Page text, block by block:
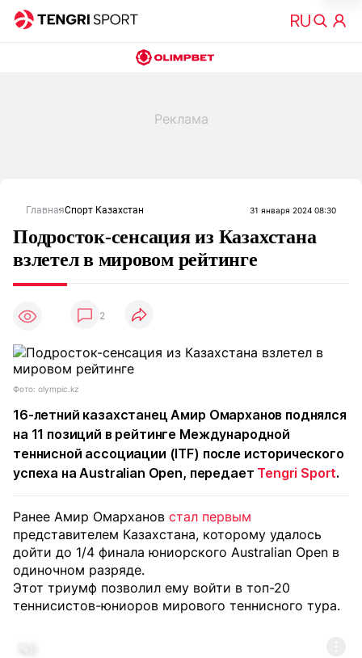
ГлавнаяСпорт Казахстан 31 января 2024 08:30
Подросток-сенсация из Казахстана
взлетел в мировом рейтинге
2
Фото: olympic.kz
16-летний казахстанец Амир Омарханов поднялся
на 11 позиций в рейтинге Международной
теннисной ассоциации (ITF) после исторического
успеха на Australian Open, передает Tengri Sport.
Ранее Амир Омарханов стал первым
представителем Казахстана, которому удалось
дойти до 1/4 финала юниорского Australian Open в
одиночном разряде.
Этот триумф позволил ему войти в топ-20
теннисистов-юниоров мирового теннисного тура.